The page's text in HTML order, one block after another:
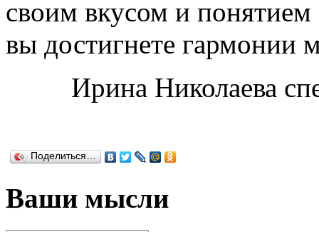
своим вкусом и понятием
вы достигнете
Ирина Николаева
Поделиться…
Ваши мысли